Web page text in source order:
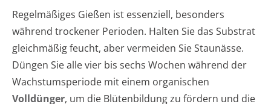
Regelmäßiges Gießen ist essenziell, besonders
während trockener Perioden. Halten Sie das Substrat
gleichmäßig feucht, aber vermeiden Sie Staunässe.
Düngen Sie alle vier bis sechs Wochen während der
Wachstumsperiode mit einem organischen
Volldünger, um die Blütenbildung zu fördern und die